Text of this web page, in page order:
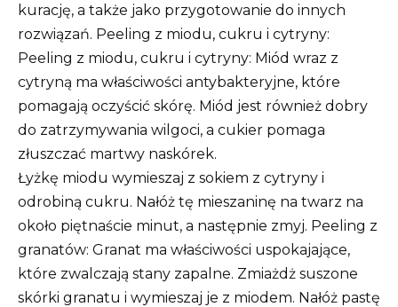
kurację, a także jako przygotowanie do innych
rozwiązań. Peeling z miodu, cukru i cytryny:
Peeling z miodu, cukru i cytryny: Miód wraz z
cytryną ma właściwości antybakteryjne, które
pomagają oczyścić skórę. Miód jest również dobry
do zatrzymywania wilgoci, a cukier pomaga
złuszczać martwy naskórek.
Łyżkę miodu wymieszaj z sokiem z cytryny i
odrobiną cukru. Nałóż tę mieszaninę na twarz na
około piętnaście minut, a następnie zmyj. Peeling z
granatów: Granat ma właściwości uspokajające,
które zwalczają stany zapalne. Zmiażdż suszone
skórki granatu i wymieszaj je z miodem. Nałóż pastę